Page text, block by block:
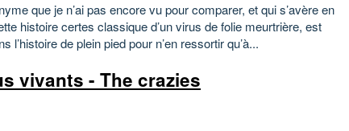
que je n’ai pas encore vu pour comparer, et qui s’avère en
histoire certes classique d’un virus de folie meurtrière, est
l’histoire de plein pied pour n’en ressortir qu’à...
vivants - The crazies